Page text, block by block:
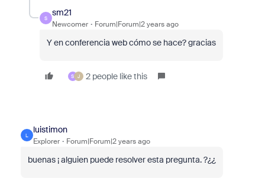
S
sm21
Newcomer Forum|Forum|2 years ago
Y en conferencia web cómo se hace? gracias
S J 2 people like this
L
luistimon
Explorer Forum|Forum|2 years ago
buenas ¡ alguien puede resolver esta pregunta. ?¿¿